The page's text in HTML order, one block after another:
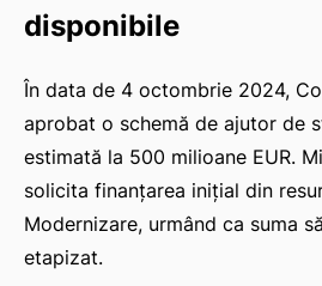
disponibile
În data de 4 octombrie 2024,
aprobat o schemă de ajutor de
estimată la 500 milioane EUR.
solicita finanțarea inițial din
Modernizare, urmând ca suma
etapizat.